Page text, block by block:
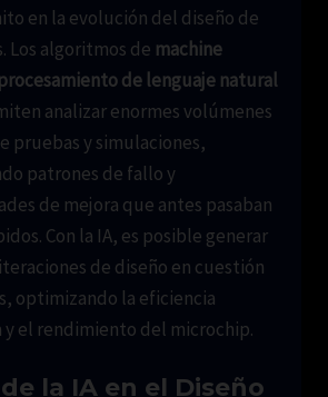
en la evolución del diseño de
Los algoritmos de machine
procesamiento de lenguaje natural
analizar enormes volúmenes
pruebas y simulaciones,
patrones de fallo y
de mejora que antes pasaban
Con la IA, es posible generar
de diseño en cuestión
optimizando la eficiencia
y el rendimiento del microchip.
la IA en el Diseño